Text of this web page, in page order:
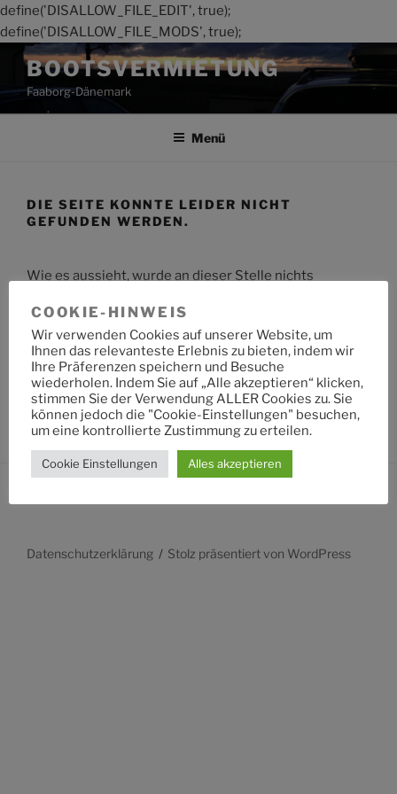
define('DISALLOW_FILE_EDIT', true);
define('DISALLOW_FILE_MODS', true);
Zum
Inhalt
springen
BOOTSVERMIETUNG
Faaborg-Dänemark
Menü
DIE SEITE KONNTE LEIDER NICHT
GEFUNDEN WERDEN.
Wie es aussieht, wurde an dieser Stelle nichts
Suche
nach:
Datenschutzerklärung Stolz präsentiert von WordPress
COOKIE-HINWEIS
Wir verwenden Cookies auf unserer Website, um
Ihnen das relevanteste Erlebnis zu bieten, indem wir
Ihre Präferenzen speichern und Besuche
wiederholen. Indem Sie auf „Alle akzeptieren“ klicken,
stimmen Sie der Verwendung ALLER Cookies zu. Sie
können jedoch die "Cookie-Einstellungen" besuchen,
um eine kontrollierte Zustimmung zu erteilen.
Cookie Einstellungen Alles akzeptieren